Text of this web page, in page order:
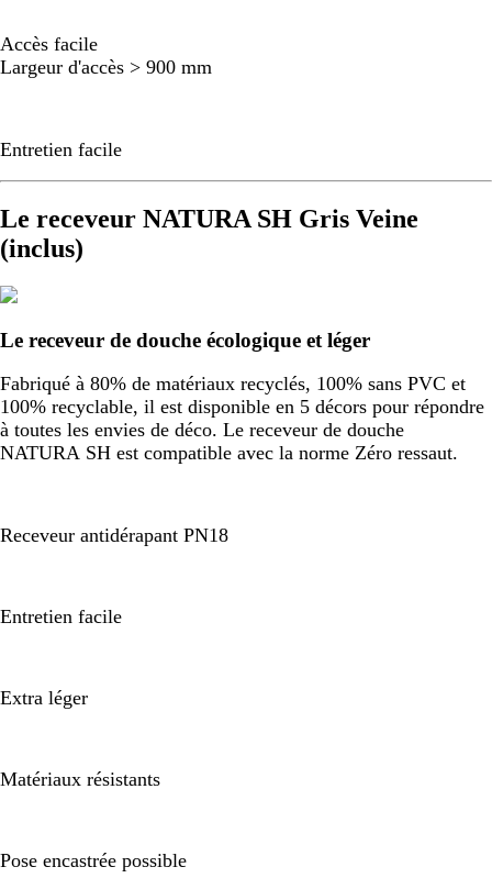
Accès facile
Largeur d'accès > 900 mm
Entretien facile
Le receveur NATURA SH Gris Veine
(inclus)
Le receveur de douche écologique et léger
Fabriqué à 80% de matériaux recyclés, 100% sans PVC et
100% recyclable, il est disponible en 5 décors pour répondre
à toutes les envies de déco. Le receveur de douche
NATURA SH est compatible avec la norme Zéro ressaut.
Receveur antidérapant PN18
Entretien facile
Extra léger
Matériaux résistants
Pose encastrée possible